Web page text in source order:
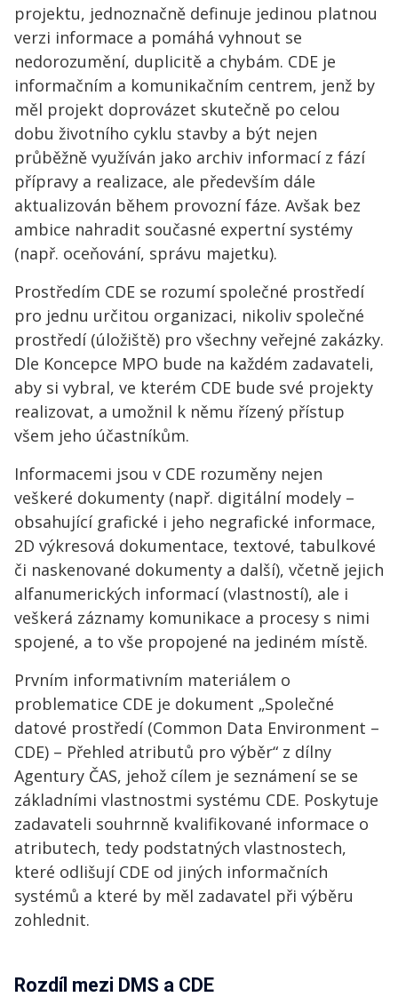
projektu, jednoznačně definuje jedinou platnou
verzi informace a pomáhá vyhnout se
nedorozumění, duplicitě a chybám. CDE je
informačním a komunikačním centrem, jenž by
měl projekt doprovázet skutečně po celou
dobu životního cyklu stavby a být nejen
průběžně využíván jako archiv informací z fází
přípravy a realizace, ale především dále
aktualizován během provozní fáze. Avšak bez
ambice nahradit současné expertní systémy
(např. oceňování, správu majetku).
Prostředím CDE se rozumí společné prostředí
pro jednu určitou organizaci, nikoliv společné
prostředí (úložiště) pro všechny veřejné zakázky.
Dle Koncepce MPO bude na každém zadavateli,
aby si vybral, ve kterém CDE bude své projekty
realizovat, a umožnil k němu řízený přístup
všem jeho účastníkům.
Informacemi jsou v CDE rozuměny nejen
veškeré dokumenty (např. digitální modely –
obsahující grafické i jeho negrafické informace,
2D výkresová dokumentace, textové, tabulkové
či naskenované dokumenty a další), včetně jejich
alfanumerických informací (vlastností), ale i
veškerá záznamy komunikace a procesy s nimi
spojené, a to vše propojené na jediném místě.
Prvním informativním materiálem o
problematice CDE je dokument „Společné
datové prostředí (Common Data Environment –
CDE) – Přehled atributů pro výběr“ z dílny
Agentury ČAS, jehož cílem je seznámení se se
základními vlastnostmi systému CDE. Poskytuje
zadavateli souhrnně kvalifikované informace o
atributech, tedy podstatných vlastnostech,
které odlišují CDE od jiných informačních
systémů a které by měl zadavatel při výběru
zohlednit.
Rozdíl mezi DMS a CDE